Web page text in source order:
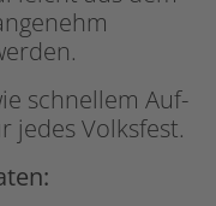
schnellem Auf-
jedes Volksfest.